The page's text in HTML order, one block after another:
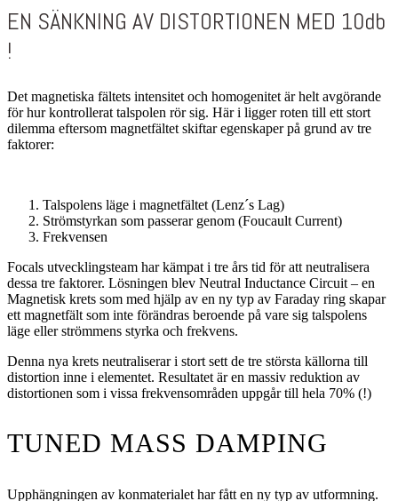
EN SÄNKNING AV DISTORTIONEN MED 10db
!
Det magnetiska fältets intensitet och homogenitet är helt avgörande
för hur kontrollerat talspolen rör sig. Här i ligger roten till ett stort
dilemma eftersom magnetfältet skiftar egenskaper på grund av tre
faktorer:
Talspolens läge i magnetfältet (Lenz´s Lag)
Strömstyrkan som passerar genom (Foucault Current)
Frekvensen
Focals utvecklingsteam har kämpat i tre års tid för att neutralisera
dessa tre faktorer. Lösningen blev Neutral Inductance Circuit – en
Magnetisk krets som med hjälp av en ny typ av Faraday ring skapar
ett magnetfält som inte förändras beroende på vare sig talspolens
läge eller strömmens styrka och frekvens.
Denna nya krets neutraliserar i stort sett de tre största källorna till
distortion inne i elementet. Resultatet är en massiv reduktion av
distortionen som i vissa frekvensområden uppgår till hela 70% (!)
TUNED MASS DAMPING
Upphängningen av konmaterialet har fått en ny typ av utformning.